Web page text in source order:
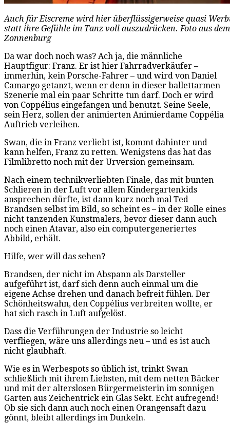
Auch für Eiscreme wird hier überflüssigerweise quasi
statt ihre Gefühle im Tanz voll auszudrücken. Foto aus
Zonnenburg
Da war doch noch was? Ach ja, die männliche
Hauptfigur: Franz. Er ist hier Fahrradverkäufer –
immerhin, kein Porsche-Fahrer – und wird von Daniel
Camargo getanzt, wenn er denn in dieser ballettarmen
Szenerie mal ein paar Schritte tun darf. Doch er wird
von Coppélius eingefangen und benutzt. Seine Seele,
sein Herz, sollen der animierten Animierdame Coppélia
Auftrieb verleihen.
Swan, die in Franz verliebt ist, kommt dahinter und
kann helfen, Franz zu retten. Wenigstens das hat das
Filmlibretto noch mit der Urversion gemeinsam.
Nach einem technikverliebten Finale, das mit bunten
Schlieren in der Luft vor allem Kindergartenkids
ansprechen dürfte, ist dann kurz noch mal Ted
Brandsen selbst im Bild, so scheint es – in der Rolle eines
nicht tanzenden Kunstmalers, bevor dieser dann auch
noch einen Atavar, also ein computergeneriertes
Abbild, erhält.
Hilfe, wer will das sehen?
Brandsen, der nicht im Abspann als Darsteller
aufgeführt ist, darf sich denn auch einmal um die
eigene Achse drehen und danach befreit fühlen. Der
Schönheitswahn, den Coppélius verbreiten wollte, er
hat sich rasch in Luft aufgelöst.
Dass die Verführungen der Industrie so leicht
verfliegen, wäre uns allerdings neu – und es ist auch
nicht glaubhaft.
Wie es in Werbespots so üblich ist, trinkt Swan
schließlich mit ihrem Liebsten, mit dem netten Bäcker
und mit der alterslosen Bürgermeisterin im sonnigen
Garten aus Zeichentrick ein Glas Sekt. Echt aufregend!
Ob sie sich dann auch noch einen Orangensaft dazu
gönnt, bleibt allerdings im Dunkeln.